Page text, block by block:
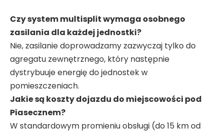
Czy system multisplit wymaga osobnego
zasilania dla każdej jednostki?
Nie, zasilanie doprowadzamy zazwyczaj tylko do
agregatu zewnętrznego, który następnie
dystrybuuje energię do jednostek w
pomieszczeniach.
Jakie są koszty dojazdu do miejscowości pod
Piasecznem?
W standardowym promieniu obsługi (do 15 km od